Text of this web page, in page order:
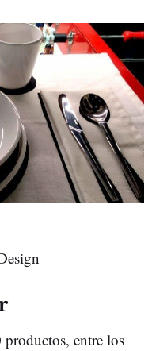
entre los